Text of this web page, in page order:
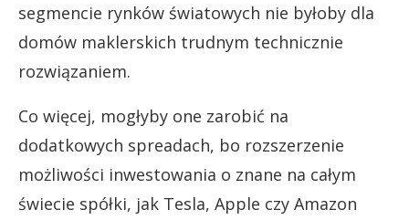
segmencie rynków światowych nie byłoby dla
domów maklerskich trudnym technicznie
rozwiązaniem.
Co więcej, mogłyby one zarobić na
dodatkowych spreadach, bo rozszerzenie
możliwości inwestowania o znane na całym
świecie spółki, jak Tesla, Apple czy Amazon